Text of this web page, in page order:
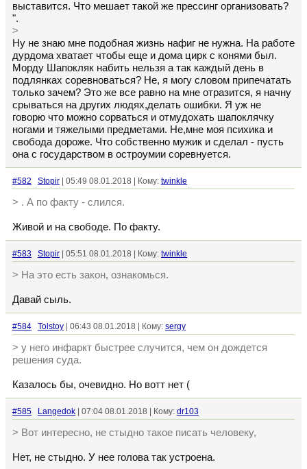
выставится. Что мешает такой же прессинг организовать?
".
>
Ну не знаю мне подобная жизнь нафиг не нужна. На работе
дурдома хватает чтобы еще и дома цирк с конями был.
Морду Шапокляк набить нельзя а так каждый день в
подлянках соревноваться? Не, я могу словом припечатать
только зачем? Это же все равно на мне отразится, я начну
срываться на других людях,делать ошибки. Я уж не
говорю что можно сорваться и отмудохать шапоклячку
ногами и тяжелыми предметами. Не,мне моя психика и
свобода дороже. Что собственно мужик и сделал - пусть
она с государством в остроумии соревнуется.
#582 Stopir | 05:49 08.01.2018 | Кому: twinkle
> . А по факту - слился.
Живой и на свободе. По факту.
#583 Stopir | 05:51 08.01.2018 | Кому: twinkle
> На это есть закон, ознакомься.
Давай сыль.
#584 Tolstoy | 06:43 08.01.2018 | Кому: sergy
> у него инфаркт быстрее случится, чем он дождется
решения суда.
Казалось бы, очевидно. Но вотт нет (
#585 Langedok | 07:04 08.01.2018 | Кому: dr103
> Вот интересно, не стыдно такое писать человеку,
Нет, не стыдно. У нее голова так устроена.